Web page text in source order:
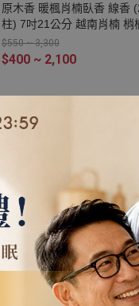
原木香 暖楓肖楠臥香 線香
柱) 7吋21公分 越南肖楠 梢
無助燃劑 不燙手 SGS檢驗
原木磨粉 天然香 環保香 室
納福 除障 除穢
$550 ~ 3,300
$400 ~ 2,100